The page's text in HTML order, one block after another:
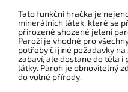
Tato funkční hračka je
minerálních látek, které se
přirozeně shozené jelení
Paroží je vhodné pro
potřeby či jiné požadavky
zabaví, ale dostane do těla i
látky. Paroh je obnovitelný
do volné přírody.